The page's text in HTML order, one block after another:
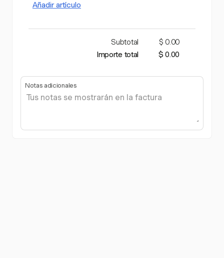
Añadir artículo
Subtotal
$ 0.00
Importe total
$ 0.00
Notas adicionales